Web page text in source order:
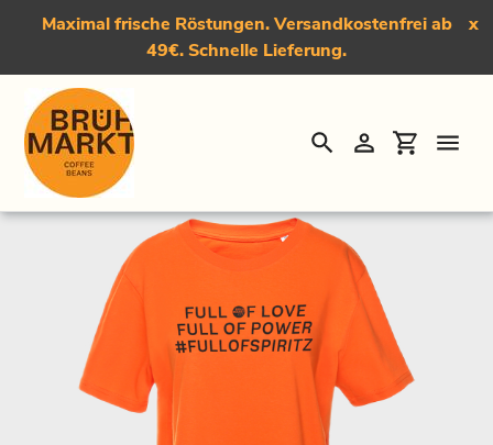
Direkt
Maximal frische Röstungen. Versandkostenfrei ab
49€. Schnelle Lieferung.
x
SuchenEinloggen
Startseite › T-Shirt "#Fullofspiritz"